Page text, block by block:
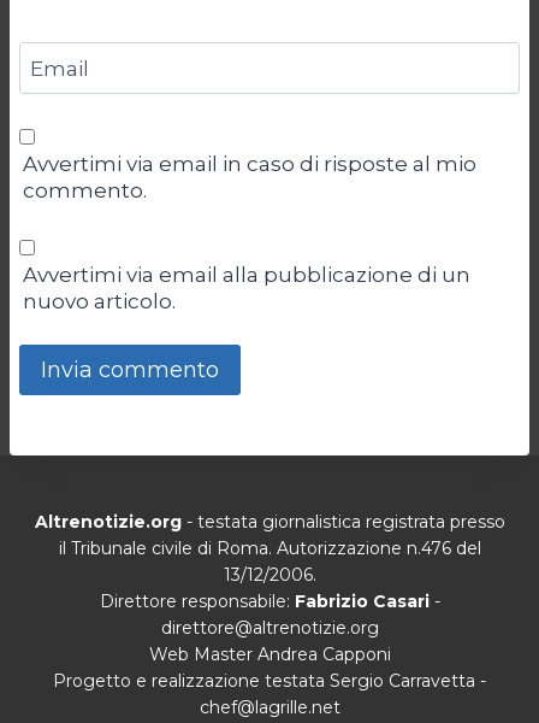
Email
Avvertimi via email in caso di risposte al mio
commento.
Avvertimi via email alla pubblicazione di un
nuovo articolo.
Altrenotizie.org- testata giornalistica registrata presso
il Tribunale civile di Roma. Autorizzazione n.476 del
13/12/2006.
Direttore responsabile: Fabrizio Casari-
direttore@altrenotizie.org
Web Master Andrea Capponi
Progetto e realizzazione testata Sergio Carravetta -
chef@lagrille.net